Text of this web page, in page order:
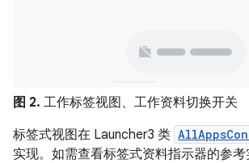
图 2. 工作标签视图、工作资料切换开关
标签式视图在 Launcher3 类
实现。如需查看标签式资料指示器的参